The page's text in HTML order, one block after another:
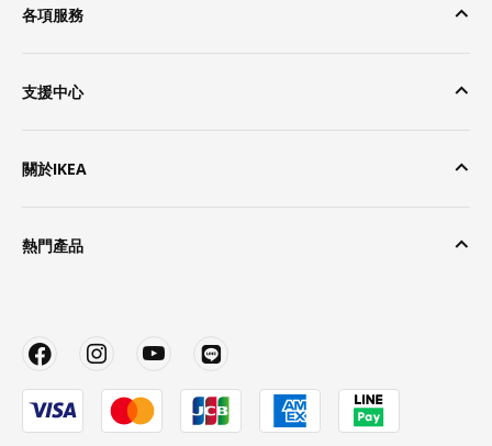
各項服務
支援中心
關於IKEA
熱門產品